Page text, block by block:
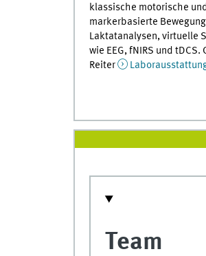
klassische motorische
markerbasierte
Laktatanalysen, virtuelle
wie EEG, fNIRS und
Reiter
Team